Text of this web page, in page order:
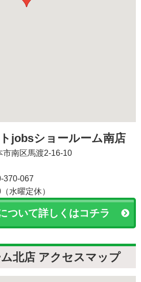
jobsショールーム南店
市南区馬渡2-16-10
370-067
水曜定休）
ついて詳しくはコチラ
北店 アクセスマップ